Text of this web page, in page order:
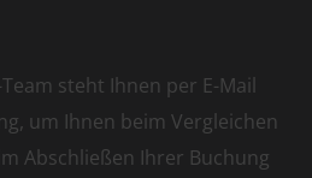
steht Ihnen per E-Mail
um Ihnen beim Vergleichen
Abschließen Ihrer Buchung